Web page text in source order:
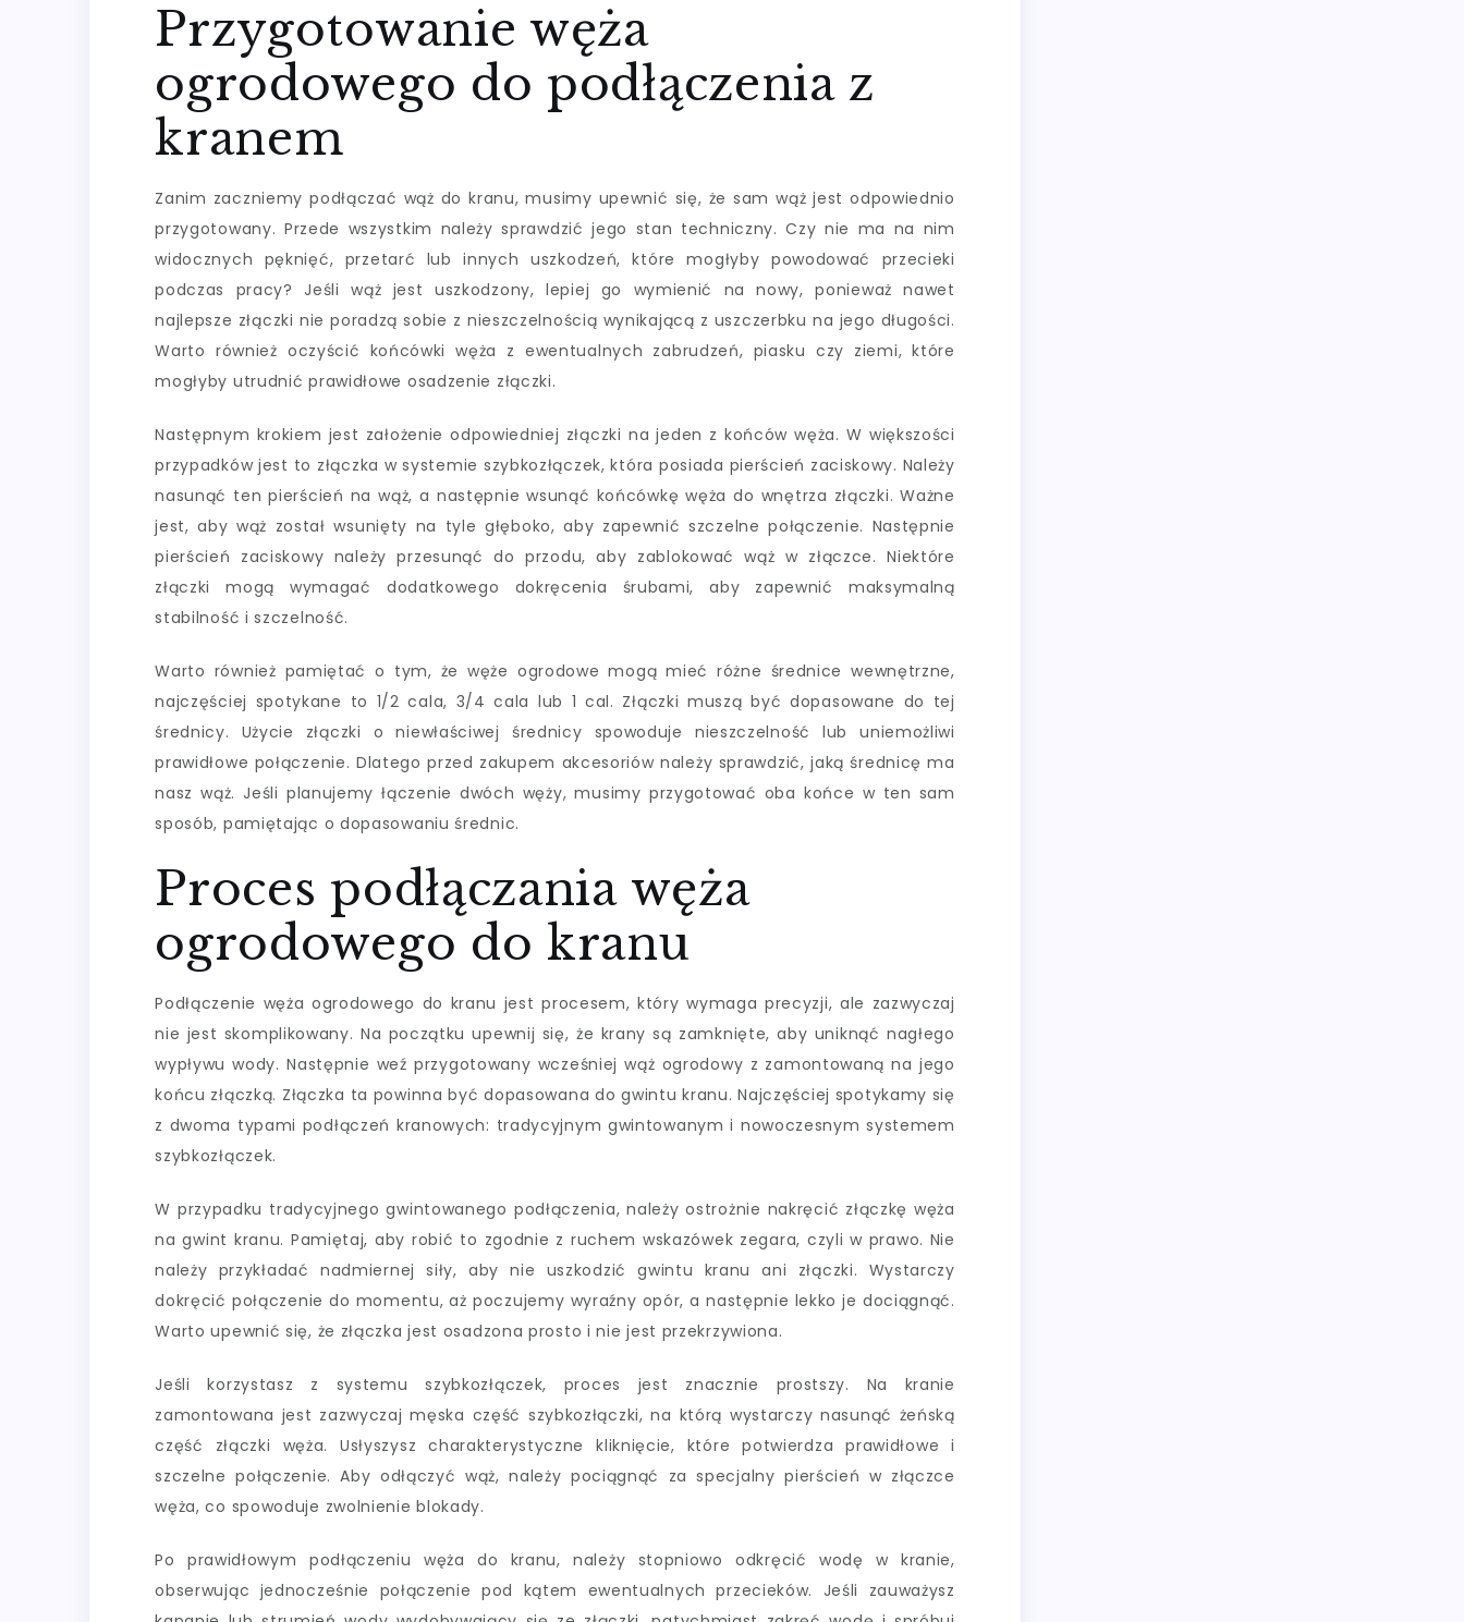
Przygotowanie węża
ogrodowego do podłączenia z
kranem
Zanim zaczniemy podłączać wąż do kranu, musimy upewnić się, że sam wąż jest odpowiednio
przygotowany. Przede wszystkim należy sprawdzić jego stan techniczny. Czy nie ma na nim
widocznych pęknięć, przetarć lub innych uszkodzeń, które mogłyby powodować przecieki
podczas pracy? Jeśli wąż jest uszkodzony, lepiej go wymienić na nowy, ponieważ nawet
najlepsze złączki nie poradzą sobie z nieszczelnością wynikającą z uszczerbku na jego długości.
Warto również oczyścić końcówki węża z ewentualnych zabrudzeń, piasku czy ziemi, które
mogłyby utrudnić prawidłowe osadzenie złączki.
Następnym krokiem jest założenie odpowiedniej złączki na jeden z końców węża. W większości
przypadków jest to złączka w systemie szybkozłączek, która posiada pierścień zaciskowy. Należy
nasunąć ten pierścień na wąż, a następnie wsunąć końcówkę węża do wnętrza złączki. Ważne
jest, aby wąż został wsunięty na tyle głęboko, aby zapewnić szczelne połączenie. Następnie
pierścień zaciskowy należy przesunąć do przodu, aby zablokować wąż w złączce. Niektóre
złączki mogą wymagać dodatkowego dokręcenia śrubami, aby zapewnić maksymalną
stabilność i szczelność.
Warto również pamiętać o tym, że węże ogrodowe mogą mieć różne średnice wewnętrzne,
najczęściej spotykane to 1/2 cala, 3/4 cala lub 1 cal. Złączki muszą być dopasowane do tej
średnicy. Użycie złączki o niewłaściwej średnicy spowoduje nieszczelność lub uniemożliwi
prawidłowe połączenie. Dlatego przed zakupem akcesoriów należy sprawdzić, jaką średnicę ma
nasz wąż. Jeśli planujemy łączenie dwóch węży, musimy przygotować oba końce w ten sam
sposób, pamiętając o dopasowaniu średnic.
Proces podłączania węża
ogrodowego do kranu
Podłączenie węża ogrodowego do kranu jest procesem, który wymaga precyzji, ale zazwyczaj
nie jest skomplikowany. Na początku upewnij się, że krany są zamknięte, aby uniknąć nagłego
wypływu wody. Następnie weź przygotowany wcześniej wąż ogrodowy z zamontowaną na jego
końcu złączką. Złączka ta powinna być dopasowana do gwintu kranu. Najczęściej spotykamy się
z dwoma typami podłączeń kranowych: tradycyjnym gwintowanym i nowoczesnym systemem
szybkozłączek.
W przypadku tradycyjnego gwintowanego podłączenia, należy ostrożnie nakręcić złączkę węża
na gwint kranu. Pamiętaj, aby robić to zgodnie z ruchem wskazówek zegara, czyli w prawo. Nie
należy przykładać nadmiernej siły, aby nie uszkodzić gwintu kranu ani złączki. Wystarczy
dokręcić połączenie do momentu, aż poczujemy wyraźny opór, a następnie lekko je dociągnąć.
Warto upewnić się, że złączka jest osadzona prosto i nie jest przekrzywiona.
Jeśli korzystasz z systemu szybkozłączek, proces jest znacznie prostszy. Na kranie
zamontowana jest zazwyczaj męska część szybkozłączki, na którą wystarczy nasunąć żeńską
część złączki węża. Usłyszysz charakterystyczne kliknięcie, które potwierdza prawidłowe i
szczelne połączenie. Aby odłączyć wąż, należy pociągnąć za specjalny pierścień w złączce
węża, co spowoduje zwolnienie blokady.
Po prawidłowym podłączeniu węża do kranu, należy stopniowo odkręcić wodę w kranie,
obserwując jednocześnie połączenie pod kątem ewentualnych przecieków. Jeśli zauważysz